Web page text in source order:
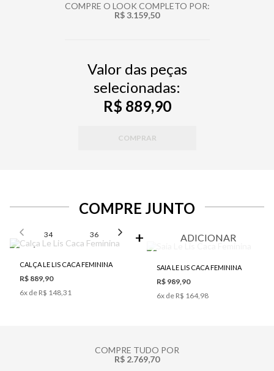
COMPRE O LOOK COMPLETO POR:
R$ 3.159,50
Valor das peças
selecionadas:
R$ 889,90
COMPRAR
COMPRE JUNTO
34 36 38 40 42
CALÇA LE LIS CACA FEMININA
R$ 889,90
6x de R$ 148,31
ADICIONAR
SAIA LE LIS CACA FEMININA
R$ 989,90
6x de R$ 164,98
COMPRE TUDO POR
R$ 2.769,70